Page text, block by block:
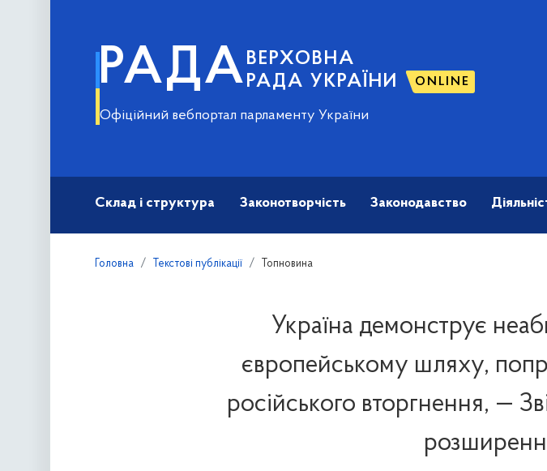
РАДА ВЕРХОВНА
РАДА УКРАЇНИ
ONLINE
Офіційний вебпортал парламенту України
Склад і структура Законотворчість Законодавство
Головна Текстові публікації Топновина
Україна демонструє
європейському шляху,
російського вторгнення, —